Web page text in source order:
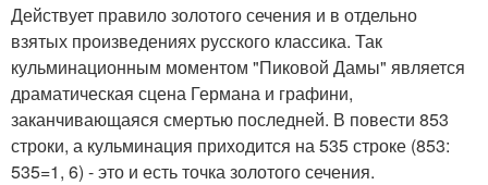
Действует правило золотого сечения и в отдельно
взятых произведениях русского классика. Так
кульминационным моментом "Пиковой Дамы" является
драматическая сцена Германа и графини,
заканчивающаяся смертью последней. В повести 853
строки, а кульминация приходится на 535 строке (853:
535=1, 6) - это и есть точка золотого сечения.